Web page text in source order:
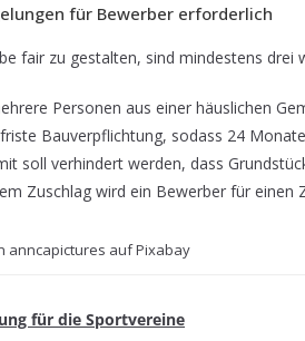
für Bewer­ber erforderlich
fair zu gestal­ten, sind min­des­tens drei
Per­so­nen aus einer häus­li­chen
Bau­ver­pflich­tung, sodass 24
soll ver­hin­dert wer­den, dass
Zuschlag wird ein Bewer­ber für einen
ann­ca­pic­tures auf Pixabay
für die Sportvereine